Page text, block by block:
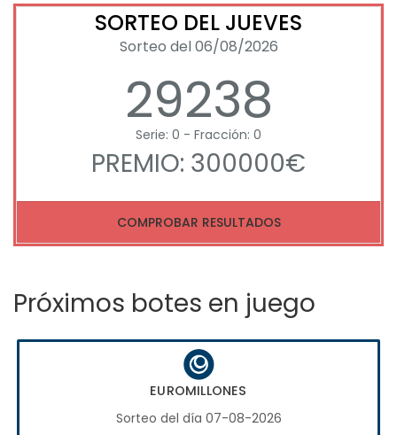
SORTEO DEL JUEVES
Sorteo del 06/08/2026
29238
Serie: 0 - Fracción: 0
PREMIO: 300000€
COMPROBAR RESULTADOS
Próximos botes en juego
EUROMILLONES
Sorteo del día 07-08-2026